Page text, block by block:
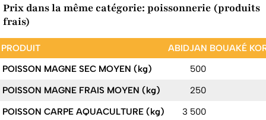
Prix dans la même catégorie: poissonnerie (produits
frais)
PRODUIT ABIDJAN BOUAKÉ
POISSON MAGNE SEC MOYEN (kg)
500
POISSON MAGNE FRAIS MOYEN (kg)
250
POISSON CARPE AQUACULTURE (kg)
3 500